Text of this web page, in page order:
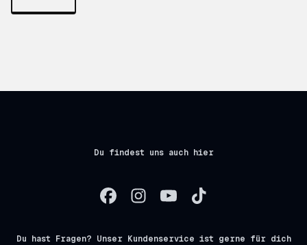
Du findest uns auch hier
Du hast Fragen? Unser Kundenservice ist gerne für dich